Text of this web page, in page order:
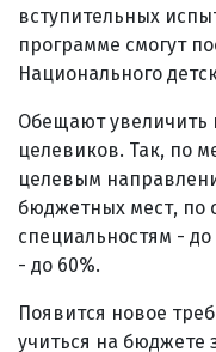
вступительных
программе смогут
Национального
Обещают увеличить
целевиков. Так, по
целевым
бюджетных мест, по
специальностям -
- до 60%.
Появится новое
учиться на